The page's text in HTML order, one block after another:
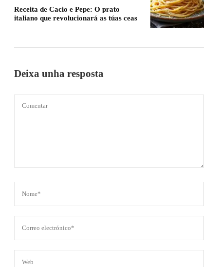
Receita de Cacio e Pepe: O prato
italiano que revolucionará as túas ceas
Deixa unha resposta